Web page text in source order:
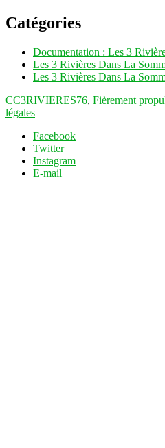
Catégories
Documentation : Les 3
Les 3 Rivières Dans La
Les 3 Rivières Dans La
CC3RIVIERES76, Fièrement
légales
Facebook
Twitter
Instagram
E-mail